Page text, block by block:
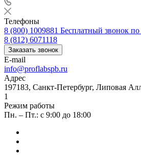
Телефоны
8 (800) 1009881 Бесплатный звонок по
8 (812) 6071118
Заказать звонок
E-mail
info@proflabspb.ru
Адрес
197183, Санкт-Петербург, Липовая
1
Режим работы
Пн. – Пт.: с 9:00 до 18:00